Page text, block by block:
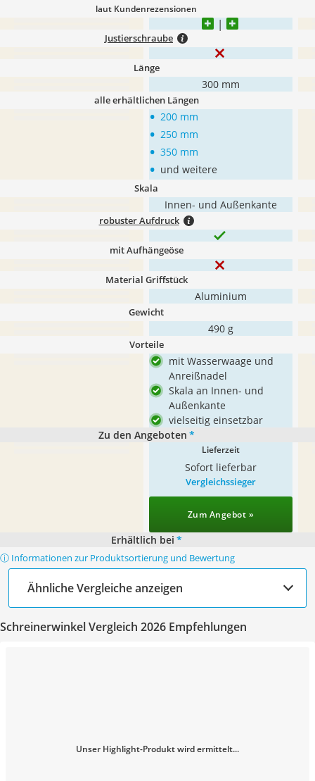
laut Kundenrezensionen
Justierschraube
Länge
300 mm
alle erhältlichen Längen
• 200 mm
• 250 mm
• 350 mm
• und weitere
Skala
Innen- und Außenkante
robuster Aufdruck
mit Aufhängeöse
Material Griffstück
Aluminium
Gewicht
490 g
Vorteile
mit Wasserwaage und
Anreißnadel
Skala an Innen- und
Außenkante
vielseitig einsetzbar
Zu den Angeboten *
Lieferzeit
Sofort lieferbar
Vergleichssieger
Zum Angebot »
Erhältlich bei *
ⓘ Informationen zur Produktsortierung und Bewertung
Ähnliche Vergleiche anzeigen
Schreinerwinkel Vergleich 2026 Empfehlungen
Unser Highlight-Produkt wird ermittelt...